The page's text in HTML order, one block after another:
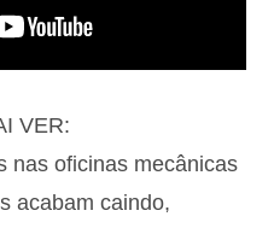
VER:
nas oficinas mecânicas
acabam caindo,